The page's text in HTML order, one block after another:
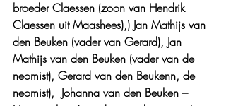
broeder Claessen (zoon van Hendrik
Claessen uit Maashees),) Jan Mathijs van
den Beuken (vader van Gerard), Jan
Mathijs van den Beuken (vader van de
neomist), Gerard van den Beukenn, de
neomist),  Johanna van den Beuken –